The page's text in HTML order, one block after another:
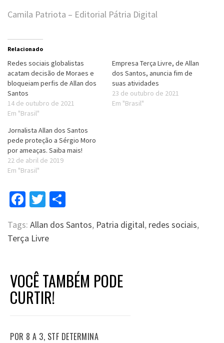
Camila Patriota – Editorial Pátria Digital
Relacionado
Redes sociais globalistas
acatam decisão de Moraes e
bloqueiam perfis de Allan dos
Santos
14 de outubro de 2021
Em "Brasil"
Empresa Terça Livre, de Allan
dos Santos, anuncia fim de
suas atividades
23 de outubro de 2021
Em "Brasil"
Jornalista Allan dos Santos
pede proteção a Sérgio Moro
por ameaças. Saiba mais!
22 de abril de 2019
Em "Brasil"
Facebook
Twitter
Tags: Allan dos Santos, Patria digital, redes sociais,
Terça Livre
VOCÊ TAMBÉM PODE
CURTIR!
POR 8 A 3, STF DETERMINA